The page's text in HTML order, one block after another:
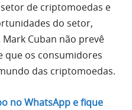
de criptomoedas e
do setor,
Cuban não prevê
que os consumidores
das criptomoedas.
no WhatsApp e fique